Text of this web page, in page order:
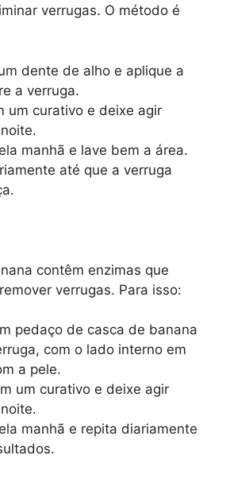
verrugas. O método é
dente de alho e aplique a
a verruga.
um curativo e deixe agir
manhã e lave bem a área.
até que a verruga
contêm enzimas que
verrugas. Para isso:
pedaço de casca de banana
com o lado interno em
a pele.
um curativo e deixe agir
manhã e repita diariamente